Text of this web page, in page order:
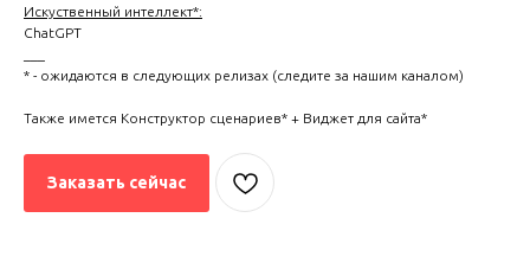
Искуственный интеллект*:
ChatGPT
* - ожидаются в следующих релизах (следите за нашим каналом)
Также имется Конструктор сценариев* + Виджет для сайта*
Заказать сейчас